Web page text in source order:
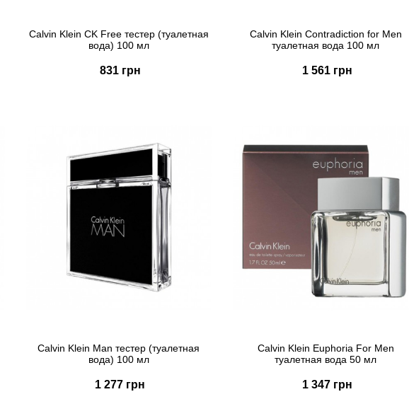
Calvin Klein CK Free тестер (туалетная
вода) 100 мл
831 грн
Calvin Klein Contradiction for Men
туалетная вода 100 мл
1 561 грн
Calvin Klein Man тестер (туалетная
вода) 100 мл
1 277 грн
Calvin Klein Euphoria For Men
туалетная вода 50 мл
1 347 грн